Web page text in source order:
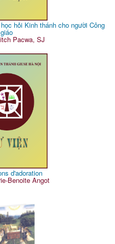
hỏi Kinh thánh cho người Công
giáo
Pacwa, SJ
d'adoration
Benoite Angot